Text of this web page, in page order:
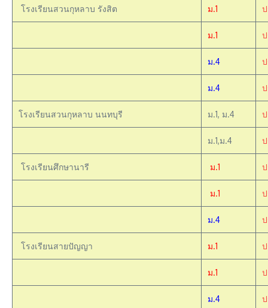
โรงเรียนสวนกุหลาบ รังสิต ม.1
ม.1
ม.4
ม.4
โรงเรียนสวนกุหลาบ นนทบุรี ม.1, ม.4
ม.1,ม.4
โรงเรียนศึกษานารี ม.1
ม.1
ม.4
โรงเรียนสายปัญญา ม.1
ม.1
ม.4